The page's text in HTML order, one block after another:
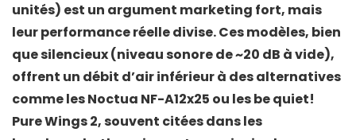
unités) est un argument marketing fort, mais
leur performance réelle divise. Ces modèles, bien
que silencieux (niveau sonore de ~20 dB à vide),
offrent un débit d’air inférieurà des alternatives
comme lesNoctua NF-A12x25 ou lesbe quiet!
Pure Wings 2, souvent citées dans les